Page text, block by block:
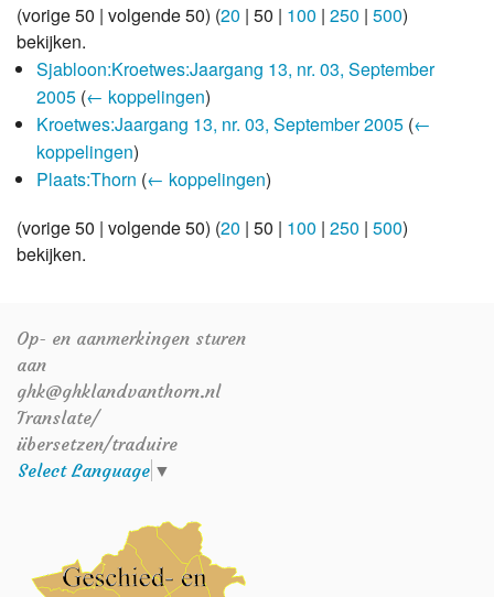
(vorige 50 | volgende 50) (20 | 50 | 100 | 250 | 500)
bekijken.
Sjabloon:Kroetwes:Jaargang 13, nr. 03, September
2005 (← koppelingen)
Kroetwes:Jaargang 13, nr. 03, September 2005 (←
koppelingen)
Plaats:Thorn (← koppelingen)
(vorige 50 | volgende 50) (20 | 50 | 100 | 250 | 500)
bekijken.
Op- en aanmerkingen sturen
aan
ghk@ghklandvanthorn.nl
Translate/
übersetzen/traduire
Select Language ▼